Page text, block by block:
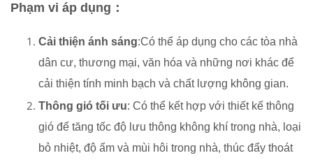
Phạm vi áp dụng：
Cải thiện ánh sáng:Có thể áp dụng cho các tòa nhà
dân cư, thương mại, văn hóa và những nơi khác để
cải thiện tính minh bạch và chất lượng không gian.
Thông gió tối ưu: Có thể kết hợp với thiết kế thông
gió để tăng tốc độ lưu thông không khí trong nhà, loại
bỏ nhiệt, độ ẩm và mùi hôi trong nhà, thúc đẩy thoát